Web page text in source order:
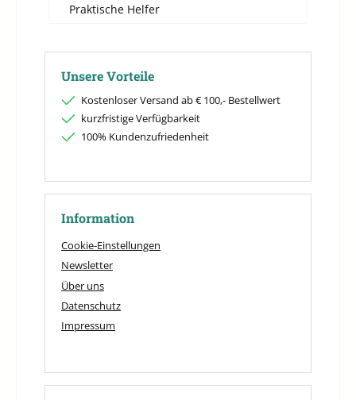
Praktische Helfer
Unsere Vorteile
Kostenloser Versand ab € 100,- Bestellwert
kurzfristige Verfügbarkeit
100% Kundenzufriedenheit
Information
Cookie-Einstellungen
Newsletter
Über uns
Datenschutz
Impressum